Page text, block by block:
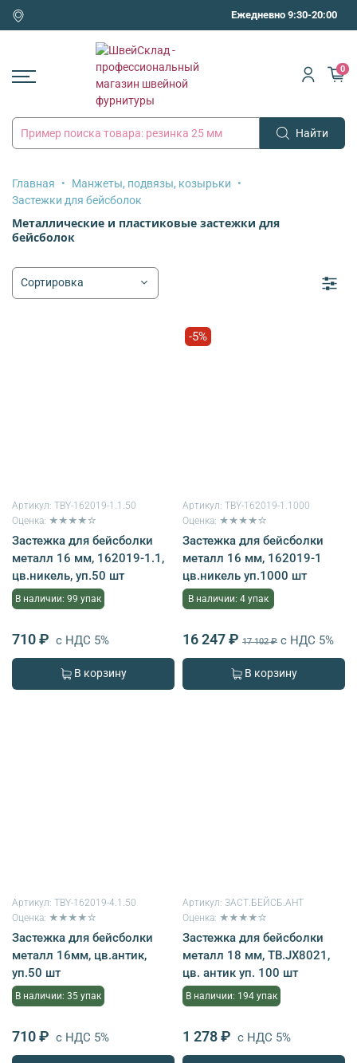
Ежедневно 9:30-20:00
Найти
0
Главная
Манжеты, подвязы, козырьки
Застежки для бейсболок
Металлические и пластиковые застежки для
бейсболок
Артикул: TBY-162019-1.1.50
Оценка: ★★★★☆
Застежка для бейсболки
металл 16 мм, 162019-1.1,
цв.никель, уп.50 шт
В наличии: 99 упак
710 ₽ с НДС 5%
В корзину
-5%
Артикул: TBY-162019-1.1000
Оценка: ★★★★☆
Застежка для бейсболки
металл 16 мм, 162019-1
цв.никель уп.1000 шт
В наличии: 4 упак
16 247 ₽ 17 102 ₽ с НДС 5%
В корзину
Артикул: TBY-162019-4.1.50
Оценка: ★★★★☆
Застежка для бейсболки
металл 16мм, цв.антик,
уп.50 шт
В наличии: 35 упак
710 ₽ с НДС 5%
Артикул: ЗАСТ.БЕЙСБ.АНТ
Оценка: ★★★★☆
Застежка для бейсболки
металл 18 мм, ТВ.JX8021,
цв. антик уп. 100 шт
В наличии: 194 упак
1 278 ₽ с НДС 5%